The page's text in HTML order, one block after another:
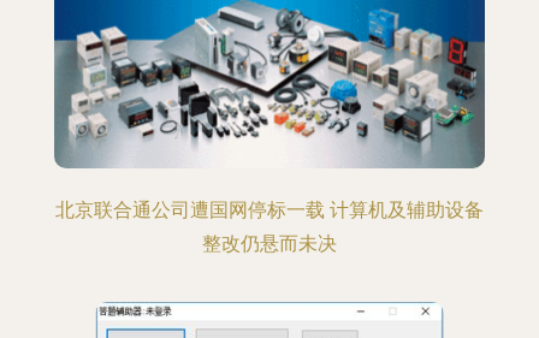
北京联合通公司遭国网停标一载 计算机及辅助设备
整改仍悬而未决